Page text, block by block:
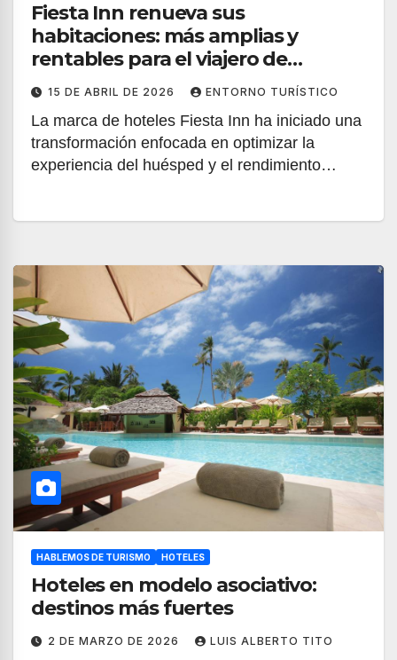
Fiesta Inn renueva sus
habitaciones: más amplias y
rentables para el viajero de
negocios
15 DE ABRIL DE 2026 ENTORNO TURÍSTICO
La marca de hoteles Fiesta Inn ha iniciado una
transformación enfocada en optimizar la
experiencia del huésped y el rendimiento…
HABLEMOS DE TURISMO HOTELES
Hoteles en modelo asociativo:
destinos más fuertes
2 DE MARZO DE 2026 LUIS ALBERTO TITO